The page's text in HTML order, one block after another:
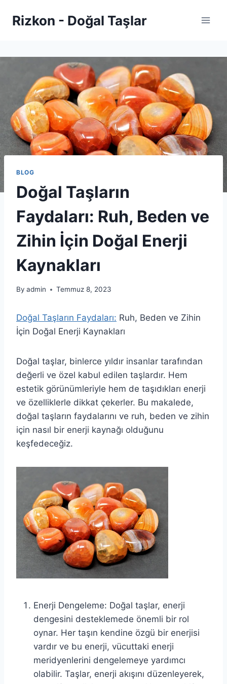
Rizkon - Doğal Taşlar
BLOG
Doğal Taşların
Faydaları: Ruh, Beden ve
Zihin İçin Doğal Enerji
Kaynakları
By admin Temmuz 8, 2023
Doğal Taşların Faydaları: Ruh, Beden ve Zihin
İçin Doğal Enerji Kaynakları
Doğal taşlar, binlerce yıldır insanlar tarafından
değerli ve özel kabul edilen taşlardır. Hem
estetik görünümleriyle hem de taşıdıkları enerji
ve özelliklerle dikkat çekerler. Bu makalede,
doğal taşların faydalarını ve ruh, beden ve zihin
için nasıl bir enerji kaynağı olduğunu
keşfedeceğiz.
Enerji Dengeleme: Doğal taşlar, enerji
dengesini desteklemede önemli bir rol
oynar. Her taşın kendine özgü bir enerjisi
vardır ve bu enerji, vücuttaki enerji
meridyenlerini dengelemeye yardımcı
olabilir. Taşlar, enerji akışını düzenleyerek,